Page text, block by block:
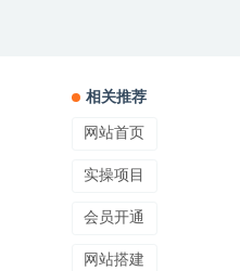
相关推荐
网站首页
实操项目
会员开通
网站搭建